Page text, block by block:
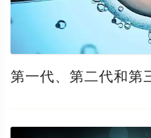
第一代、第二代和第